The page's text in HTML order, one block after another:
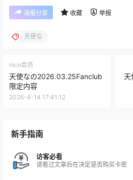
海报分享 收藏 举报
天使な
nico会员
天使なの2026.03.25Fanclub
限定内容
2026-4-14 17:41:12
新手指南
访客必看
请看过文章后在决定是否购买卡密